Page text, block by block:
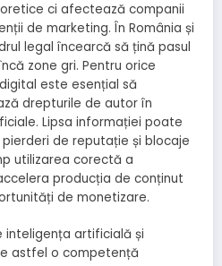
ci afectează companii
de marketing. În România și
legal încearcă să țină pasul
zone gri. Pentru orice
este esențial să
drepturile de autor în
Lipsa informației poate
de reputație și blocaje
utilizarea corectă a
producția de conținut
de monetizare.
inteligența artificială și
astfel o competență